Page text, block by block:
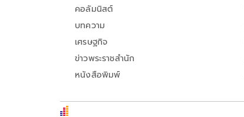
คอลัมนิสต์
บทความ
เศรษฐกิจ
ข่าวพระราชสำนัก
หนังสือพิมพ์